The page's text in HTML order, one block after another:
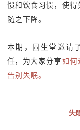
惯和饮食习惯，使
随之下降。
本期，固生堂邀请
任，为大家分享如何
告别失眠。
失